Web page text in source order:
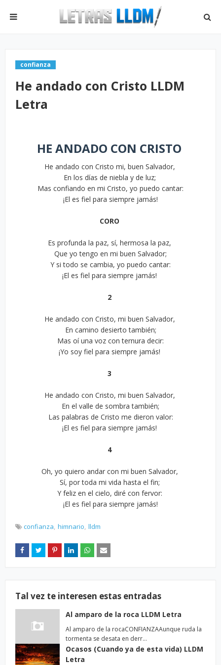
confianza
He andado con Cristo LLDM
Letra
HE ANDADO CON CRISTO
He andado con Cristo mi, buen Salvador,
En los días de niebla y de luz;
Mas confiando en mi Cristo, yo puedo cantar:
¡El es fiel para siempre jamás!
CORO
Es profunda la paz, sí, hermosa la paz,
Que yo tengo en mi buen Salvador;
Y si todo se cambia, yo puedo cantar:
¡El es fiel para siempre jamás!
2
He andado con Cristo, mi buen Salvador,
En camino desierto también;
Mas oí una voz con ternura decir:
¡Yo soy fiel para siempre jamás!
3
He andado con Cristo, mi buen Salvador,
En el valle de sombra también;
Las palabras de Cristo me dieron valor:
¡El es fiel para siempre jamás!
4
Oh, yo quiero andar con mi buen Salvador,
Sí, por toda mi vida hasta el fin;
Y feliz en el cielo, diré con fervor:
¡El es fiel para siempre jamás!
confianza himnario lldm
Tal vez te interesen estas entradas
Al amparo de la roca LLDM Letra
Al amparo de la rocaCONFIANZAAunque ruda la
tormenta se desata en derr…
Ocasos (Cuando ya de esta vida) LLDM
Letra